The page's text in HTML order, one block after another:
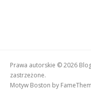
Prawa autorskie © 2026
zastrzeżone.
Motyw Boston by